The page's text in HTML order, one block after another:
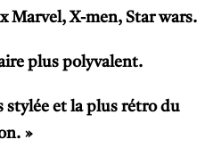
Marvel, X-men, Star wars.
plus polyvalent.
stylée et la plus rétro du
»